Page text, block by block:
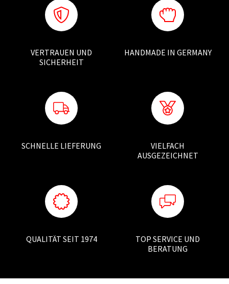
VERTRAUEN UND
SICHERHEIT
HANDMADE IN GERMANY
SCHNELLE LIEFERUNG
VIELFACH
AUSGEZEICHNET
QUALITÄT SEIT 1974
TOP SERVICE UND
BERATUNG